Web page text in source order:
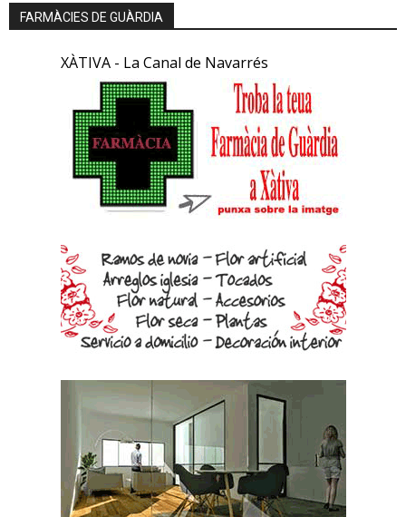
FARMÀCIES DE GUÀRDIA
XÀTIVA - La Canal de Navarrés